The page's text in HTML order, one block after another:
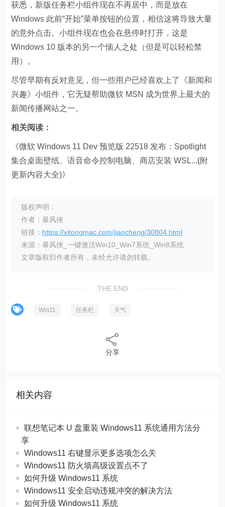
获悉，新版任务栏小组件现在不再居中，而是放在
Windows 此前“开始”菜单按钮的位置，相信这将导致大量
的意外点击。小组件现在也会在悬停时打开，这是
Windows 10 版本的另一个恼人之处（但是可以轻松禁
用）。
尽管早期有反对意见，但一些用户已经喜欢上了《新闻和
兴趣》小组件，它无疑帮助微软 MSN 成为世界上最大的
新闻传播网站之一。
相关阅读：
《微软 Windows 11 Dev 预览版 22518 发布：Spotlight
集合桌面壁纸、语音命令控制电脑、商店安装 WSL...(附
更新内容大全)》
版权声明：
作者：暴风侠
链接： https://xitongmac.com/jiaocheng/30804.html
来源：暴风侠_一键激活Win10_Win7系统_Win8系统
文章版权归作者所有，未经允许请勿转载。
THE END
Win11 任务栏 天气
分享
相关内容
联想笔记本 U 盘重装 Windows11 系统通用方法分
享
Windows11 右键显示更多选项怎么关
Windows11 防火墙高级设置点不了
如何升级 Windows11 系统
Windows11 安全启动违规冲突的解决方法
如何升级 Windows11 系统